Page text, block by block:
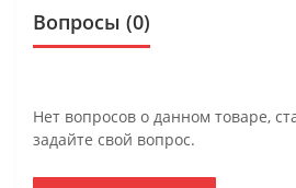
Вопросы (0)
Нет вопросов о данном товаре,
задайте свой вопрос.